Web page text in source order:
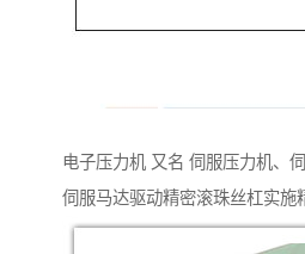
电子压力机 又名 伺服压力机、
伺服马达驱动精密滚珠丝杠实施